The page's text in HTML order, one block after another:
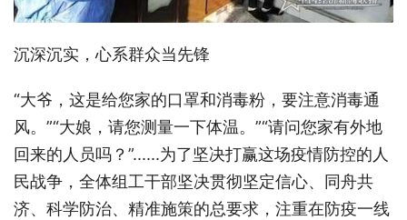
沉深沉实，心系群众当先锋
“大爷，这是给您家的口罩和消毒粉，要注意消毒通
风。”“大娘，请您测量一下体温。”“请问您家有外地
回来的人员吗？”......为了坚决打赢这场疫情防控的人
民战争，全体组工干部坚决贯彻坚定信心、同舟共
济、科学防治、精准施策的总要求，注重在防疫一线